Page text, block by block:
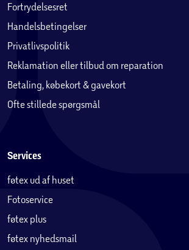
Fortrydelsesret
Handelsbetingelser
Privatlivspolitik
Reklamation eller tilbud om reparation
Betaling, købekort & gavekort
Ofte stillede spørgsmål
Services
føtex ud af huset
Fotoservice
føtex plus
føtex nyhedsmail